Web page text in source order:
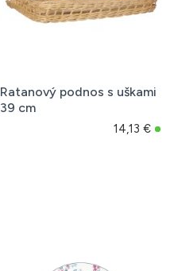
Ratanový podnos s uškami
39 cm
14,13 €